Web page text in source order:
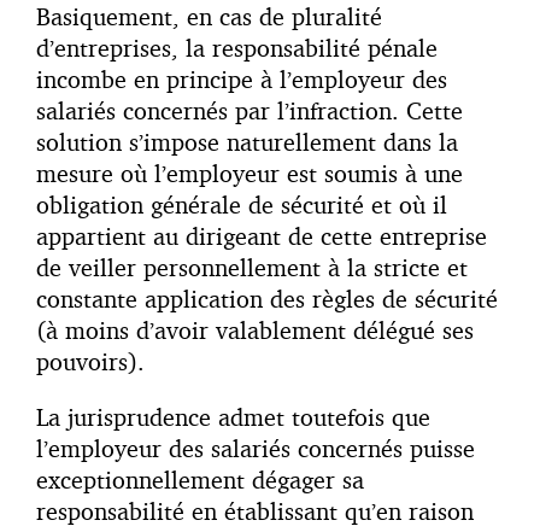
Basiquement, en cas de pluralité
d’entreprises, la responsabilité pénale
incombe en principe à l’employeur des
salariés concernés par l’infraction. Cette
solution s’impose naturellement dans la
mesure où l’employeur est soumis à une
obligation générale de sécurité et où il
appartient au dirigeant de cette entreprise
de veiller personnellement à la stricte et
constante application des règles de sécurité
(à moins d’avoir valablement délégué ses
pouvoirs).
La jurisprudence admet toutefois que
l’employeur des salariés concernés puisse
exceptionnellement dégager sa
responsabilité en établissant qu’en raison